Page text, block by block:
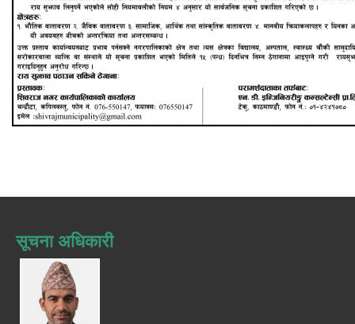
सूचना अधिकारी